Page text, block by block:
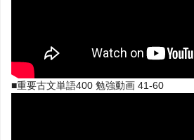
■重要古文単語400 勉強動画 41-60